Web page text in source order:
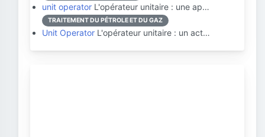
unit operator L'opérateur unitaire : une ap…
TRAITEMENT DU PÉTROLE ET DU GAZ
Unit Operator L'opérateur unitaire : un act…